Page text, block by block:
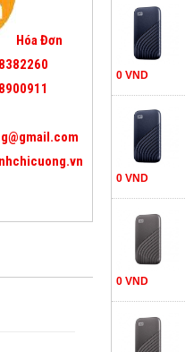
Hóa Đơn
0 VND
0 VND
0 VND